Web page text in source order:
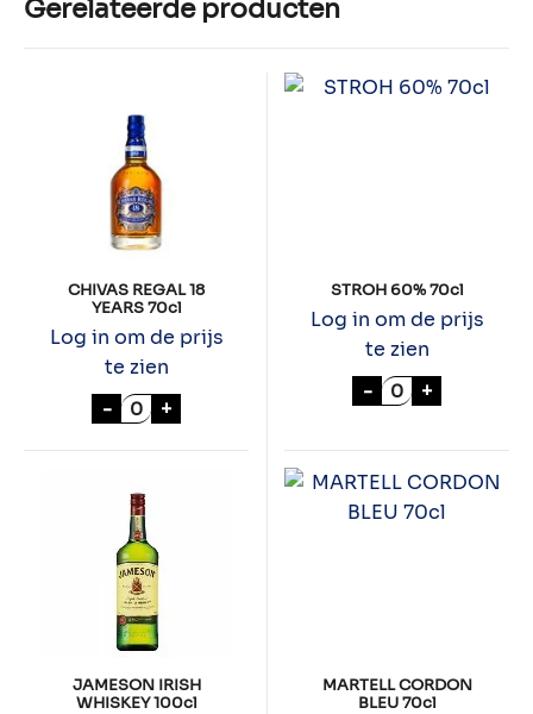
Gerelateerde producten
CHIVAS REGAL 18
YEARS 70cl
Log in om de prijs
te zien
- CHIVAS REGAL 18 YEARS 70cl aantal
+
STROH 60% 70cl
Log in om de prijs
te zien
- STROH 60%
+
JAMESON IRISH
WHISKEY 100cl
MARTELL CORDON
BLEU 70cl